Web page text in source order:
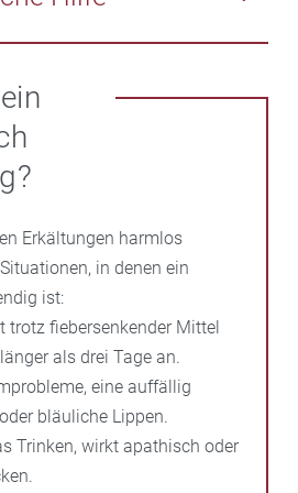
gibt es spezielle Baby-
Sternanis undLavendelzum
Lutschtabletten für
und desinfizierend
zu lindern.
es viele verschiedene
Globuli. Sie können schon ab
werden. Die Globuli
dabei, wieder gesund zu
lästigen Symptome.
Erkältungen harmlos
in denen ein
ist:
trotz fiebersenkender Mittel
als drei Tage an.
eine auffällig
bläuliche Lippen.
Trinken, wirkt apathisch oder